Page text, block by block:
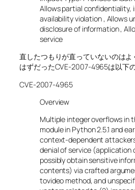
Allows partial confidentiality,
availability violation , Allows
disclosure of information ,
service
直したつもりが直っていないのは
はずだったCVE-2007-4965は以下の
CVE-2007-4965
Overview
Multiple integer overflows in
module in Python 2.5.1 and
context-dependent
denial of service (application
possibly obtain sensitive
contents) via crafted
tovideo method, and